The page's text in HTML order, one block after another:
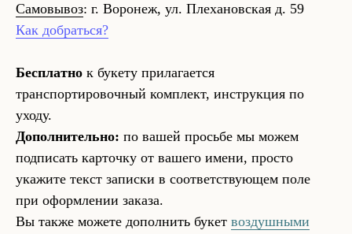
Самовывоз: г. Воронеж, ул. Плехановская д. 59
Как добраться?
Бесплатно к букету прилагается
транспортировочный комплект, инструкция по
уходу.
Дополнительно: по вашей просьбе мы можем
подписать карточку от вашего имени, просто
укажите текст записки в соответствующем поле
при оформлении заказа.
Вы также можете дополнить букет воздушными